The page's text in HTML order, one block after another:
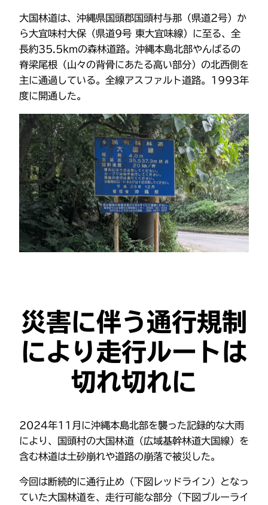
大国林道は、沖縄県国頭郡国頭村与那（県道2号）か
ら大宜味村大保（県道9号 東大宜味線）に至る、全
長約35.5kmの森林道路。沖縄本島北部やんばるの
脊梁尾根（山々の背骨にあたる高い部分）の北西側を
主に通過している。全線アスファルト道路。1993年
度に開通した。
災害に伴う通行規制
により走行ルートは
切れ切れに
2024年11月に沖縄本島北部を襲った記録的な大雨
により、国頭村の大国林道（広域基幹林道大国線）を
含む林道は土砂崩れや道路の崩落で被災した。
今回は断続的に通行止め（下図レッドライン）となっ
ていた大国林道を、走行可能な部分（下図ブルーライ